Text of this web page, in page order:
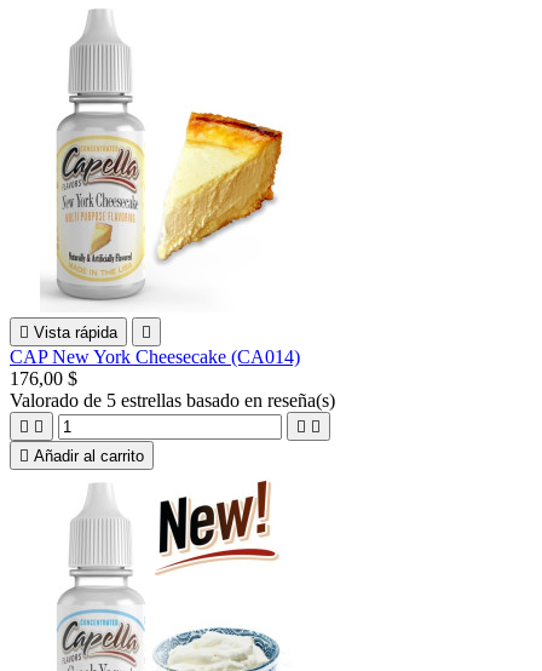
 Vista rápida 
CAP New York Cheesecake (CA014)
176,00 $
Valorado de 5 estrellas basado en reseña(s)
   
 Añadir al carrito